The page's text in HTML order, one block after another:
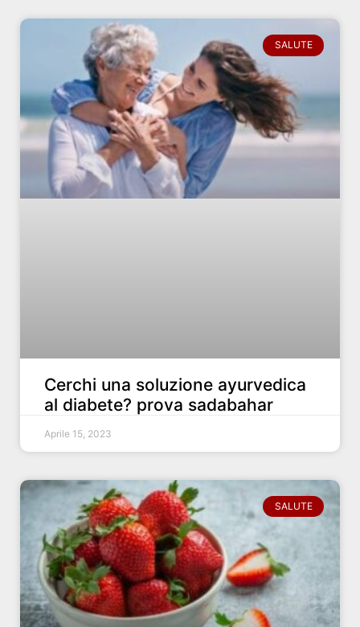
SALUTE
Cerchi una soluzione ayurvedica
al diabete? prova sadabahar
Aprile 15, 2023
SALUTE